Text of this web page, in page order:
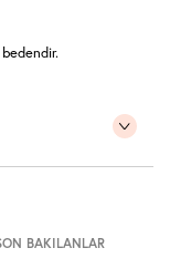
BAKILANLAR